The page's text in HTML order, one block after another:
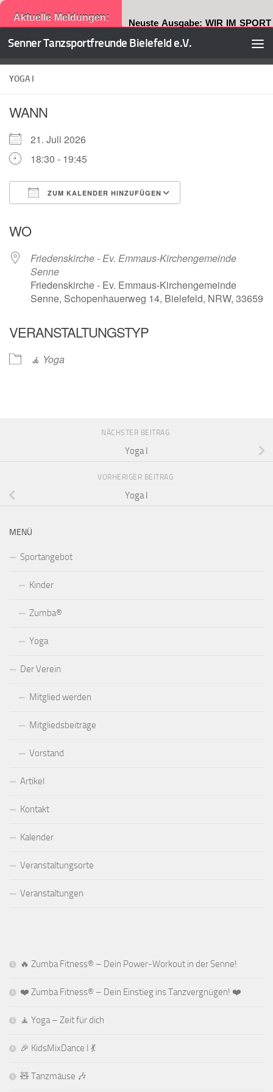
Aktuelle Meldungen: Neuste Ausgabe: WIR IM SPORT
Zum Inhalt springen
Senner Tanzsportfreunde Bielefeld e.V.
YOGA I
WANN
21. Juli 2026
18:30 - 19:45
ZUM KALENDER HINZUFÜGEN
WO
Friedenskirche - Ev. Emmaus-Kirchengemeinde
Senne
Friedenskirche - Ev. Emmaus-Kirchengemeinde
Senne, Schopenhauerweg 14, Bielefeld, NRW, 33659
VERANSTALTUNGSTYP
🧘 Yoga
NÄCHSTER BEITRAG
Yoga I
VORHERIGER BEITRAG
Yoga I
MENÜ
Sportangebot
Kinder
Zumba®
Yoga
Der Verein
Mitglied werden
Mitgliedsbeiträge
Vorstand
Artikel
Kontakt
Kalender
Veranstaltungsorte
Veranstaltungen
🔥 Zumba Fitness® – Dein Power-Workout in der Senne!
❤️ Zumba Fitness® – Dein Einstieg ins Tanzvergnügen! ❤️
🧘 Yoga – Zeit für dich
🎉 KidsMixDance I 💃
🧸 Tanzmäuse 🎶